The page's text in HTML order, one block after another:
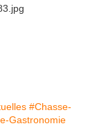
#Chasse-
Gastronomie